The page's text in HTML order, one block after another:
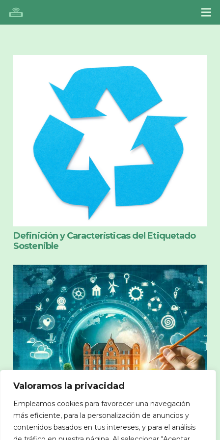
Valoramos la privacidad
Empleamos cookies para favorecer una navegación
más eficiente, para la personalización de anuncios y
contenidos basados en tus intereses, y para el análisis
Definición y Características del Etiquetado
Sostenible